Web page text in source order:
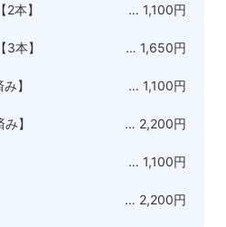
本】 … 1,100円
本】 … 1,650円
】 … 1,100円
】 … 2,200円
… 1,100円
… 2,200円